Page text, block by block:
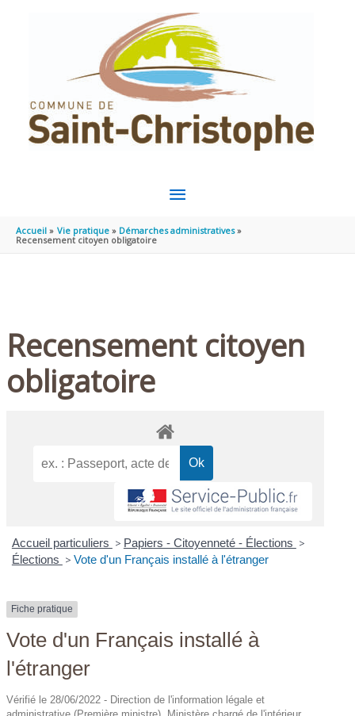
MENU
PRINCIPAL
Accueil Vie pratique
Démarches administratives
Recensement citoyen obligatoire
Recensement citoyen
obligatoire
Accueil particuliers > Papiers - Citoyenneté - Élections >
Élections > Vote d'un Français installé à l'étranger
Fiche pratique
Vote d'un Français installé à
l'étranger
Vérifié le 28/06/2022 - Direction de l'information légale et